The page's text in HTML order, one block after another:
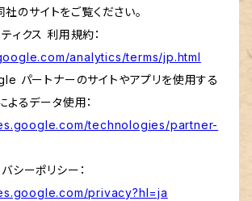
社のサイトをご覧ください。
ィクス 利用規約：
analytics/terms/jp.html
パートナーのサイトやアプリを使用する
るデータ使用：
technologies/partner-
シーポリシー：
privacy?hl=ja